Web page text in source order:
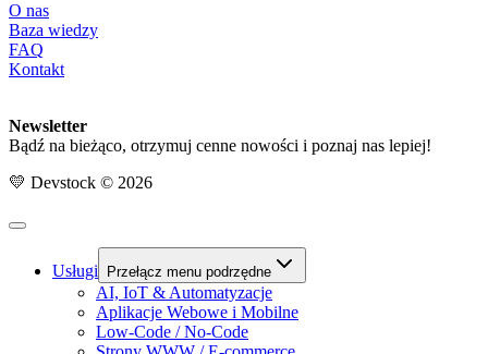
O nas
Baza wiedzy
FAQ
Kontakt
Newsletter
Bądź na bieżąco, otrzymuj cenne nowości i poznaj nas lepiej!
💛 Devstock © 2026
Usługi Przełącz menu podrzędne
AI, IoT & Automatyzacje
Aplikacje Webowe i Mobilne
Low-Code / No-Code